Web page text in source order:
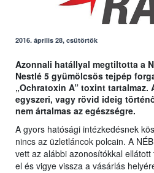
2016. április 28, csütörtök
Azonnali hatállyal megtiltotta a
Nestlé 5 gyümölcsös tejpép
„Ochratoxin A” toxint
egyszeri, vagy rövid ideig
nem ártalmas az egészségre.
A gyors hatósági intézkedésnek
nincs az üzletláncok polcain. A
vett az alábbi azonosítókkal
el és vigye vissza a vásárlás